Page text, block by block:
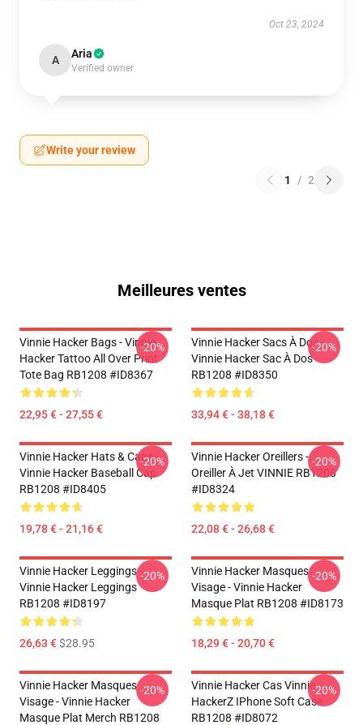
Oct 23, 2024
A Aria
Verified owner
Write your review
1 / 2
Meilleures ventes
Vinnie Hacker Bags - Vinnie
Hacker Tattoo All Over Print
Tote Bag RB1208 #ID8367
22,95 € - 27,55 €
-20%
Vinnie Hacker Sacs À Dos -
Vinnie Hacker Sac À Dos
RB1208 #ID8350
33,94 € - 38,18 €
-20%
Vinnie Hacker Hats & Caps -
Vinnie Hacker Baseball Cap
RB1208 #ID8405
19,78 € - 21,16 €
-20%
Vinnie Hacker Oreillers -
Oreiller À Jet VINNIE RB1208
#ID8324
22,08 € - 26,68 €
-20%
Vinnie Hacker Leggings -
Vinnie Hacker Leggings
RB1208 #ID8197
26,63 €$28.95
-20%
Vinnie Hacker Masques
Visage - Vinnie Hacker
Masque Plat RB1208 #ID8173
18,29 € - 20,70 €
-20%
Vinnie Hacker Masques
Visage - Vinnie Hacker
Masque Plat Merch RB1208
-20%
Vinnie Hacker Cas Vinnie
HackerZ IPhone Soft Case
RB1208 #ID8072
-20%